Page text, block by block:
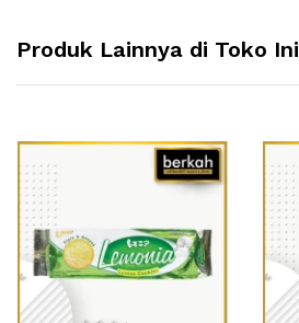
Produk Lainnya di Toko Ini